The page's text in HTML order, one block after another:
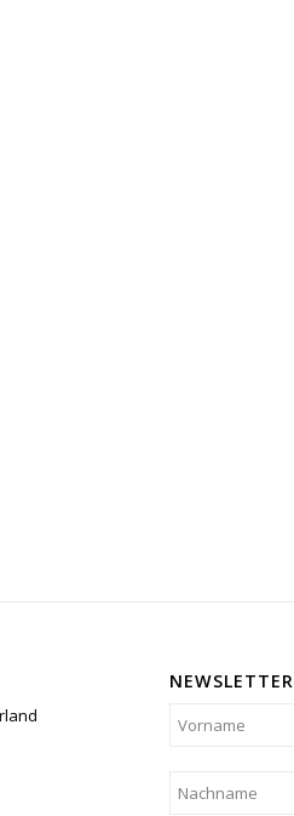
NEWSLETTER